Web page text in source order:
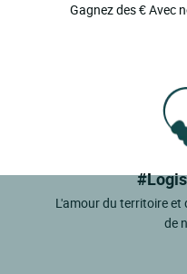
Gagnez des € Avec
L'amour du territoire
de